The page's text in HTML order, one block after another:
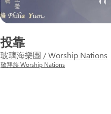
投靠
玻璃海樂團 / Worship Nations
敬拜族 Worship Nations